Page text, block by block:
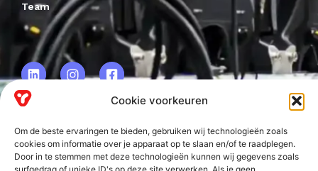
Cookie voorkeuren
Om de beste ervaringen te bieden, gebruiken wij technologieën zoals
cookies om informatie over je apparaat op te slaan en/of te raadplegen.
Door in te stemmen met deze technologieën kunnen wij gegevens zoals
VRF BV.
Frankweg 2
Team